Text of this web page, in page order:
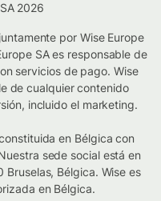
2026
por Wise Europe
SA es responsable de
servicios de pago. Wise
de cualquier contenido
incluido el marketing.
en Bélgica con
sede social está en
Bruselas, Bélgica. Wise es
en Bélgica.